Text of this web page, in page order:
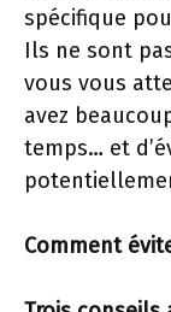
spécifique
Ils ne sont
vous vous
avez
temps… et
Comment